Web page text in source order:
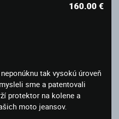
160.00€
tak vysokú úroveň
sme a patentovali
protektor na kolene a
moto jeansov.